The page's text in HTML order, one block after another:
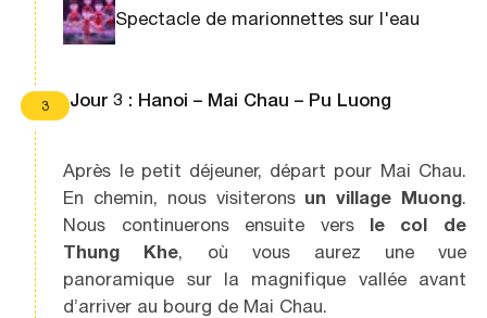
Spectacle de marionnettes sur l'eau
3 Jour 3 : Hanoi – Mai Chau – Pu Luong
Après le petit déjeuner, départ pour Mai Chau.
En chemin, nous visiterons un village Muong.
Nous continuerons ensuite vers le col de
Thung Khe, où vous aurez une vue
panoramique sur la magnifique vallée avant
d’arriver au bourg de Mai Chau.